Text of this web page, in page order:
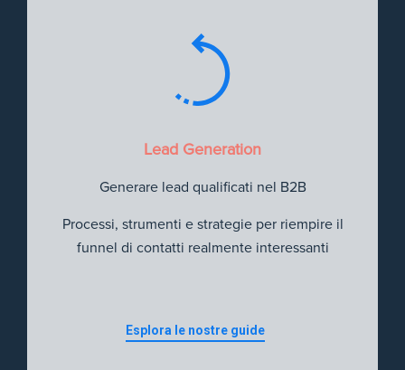
Lead Generation
Generare lead qualificati nel B2B
Processi, strumenti e strategie per riempire il
funnel di contatti realmente interessanti
Esplora le nostre guide